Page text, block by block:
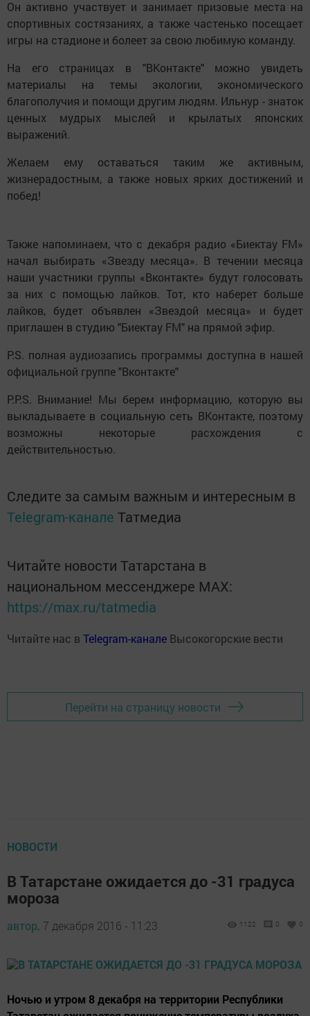
Он активно участвует и занимает призовые места на
спортивных состязаниях, а также частенько посещает
игры на стадионе и болеет за свою любимую команду.
На его страницах в "ВКонтакте" можно увидеть
материалы на темы экологии, экономического
благополучия и помощи другим людям. Ильнур - знаток
ценных мудрых мыслей и крылатых японских
выражений.
Желаем ему оставаться таким же активным,
жизнерадостным, а также новых ярких достижений и
побед!
Также напоминаем, что с декабря радио «Биектау FM»
начал выбирать «Звезду месяца». В течении месяца
наши участники группы «Вконтакте» будут голосовать
за них с помощью лайков. Тот, кто наберет больше
лайков, будет объявлен «Звездой месяца» и будет
приглашен в студию "Биектау FM" на прямой эфир.
P.S. полная аудиозапись программы доступна в нашей
официальной группе "Вконтакте"
P.P.S. Внимание! Мы берем информацию, которую вы
выкладываете в социальную сеть ВКонтакте, поэтому
возможны некоторые расхождения с
действительностью.
Следите за самым важным и интересным в
Telegram-канале Татмедиа
Читайте новости Татарстана в
национальном мессенджере MАХ:
https://max.ru/tatmedia
Читайте нас в Telegram-канале Высокогорские вести
Перейти на страницу новости
НОВОСТИ
В Татарстане ожидается до -31 градуса
мороза
автор, 7 декабря 2016 - 11:23 1122 0 0
Ночью и утром 8 декабря на территории Республики